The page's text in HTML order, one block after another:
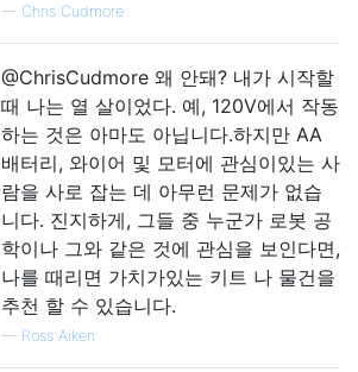
— Chris Cudmore
@ChrisCudmore 왜 안돼? 내가 시작할
때 나는 열 살이었다. 예, 120V에서 작동
하는 것은 아마도 아닙니다.하지만 AA
배터리, 와이어 및 모터에 관심이있는 사
람을 사로 잡는 데 아무런 문제가 없습
니다. 진지하게, 그들 중 누군가 로봇 공
학이나 그와 같은 것에 관심을 보인다면,
나를 때리면 가치가있는 키트 나 물건을
추천 할 수 있습니다.
— Ross Aiken